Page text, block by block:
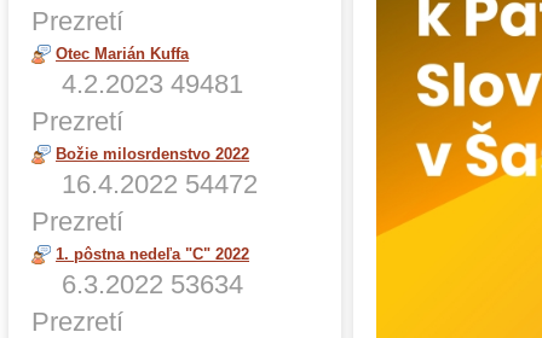
Prezretí
Otec Marián Kuffa
4.2.2023 49481
Prezretí
Božie milosrdenstvo 2022
16.4.2022 54472
Prezretí
1. pôstna nedeľa "C" 2022
6.3.2022 53634
Prezretí